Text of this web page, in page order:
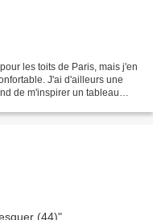
les toits de Paris, mais j'en
J'ai d'ailleurs une
de m'inspirer un tableau